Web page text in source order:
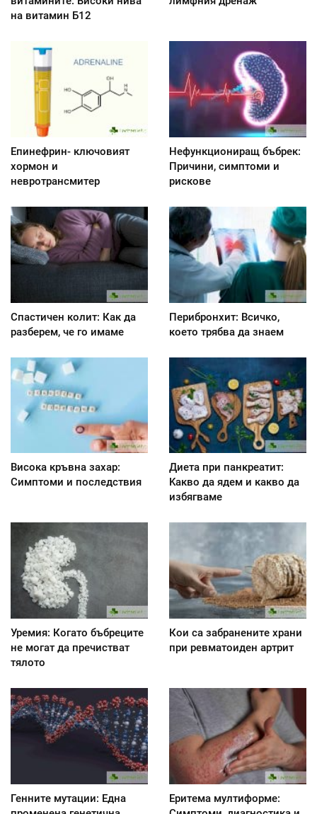
на витамин Б12
Епинефрин- ключовият
хормон и
невротрансмитер
Нефункциониращ бъбрек:
Причини, симптоми и
рискове
Спастичен колит: Как да
разберем, че го имаме
Перибронхит: Всичко,
което трябва да знаем
Висока кръвна захар:
Симптоми и последствия
Диета при панкреатит:
Kакво да ядем и какво да
избягваме
Уремия: Когато бъбреците
не могат да пречистват
тялото
Кои са забранените храни
при ревматоиден артрит
Генните мутации: Една
Еритема мултиформе: